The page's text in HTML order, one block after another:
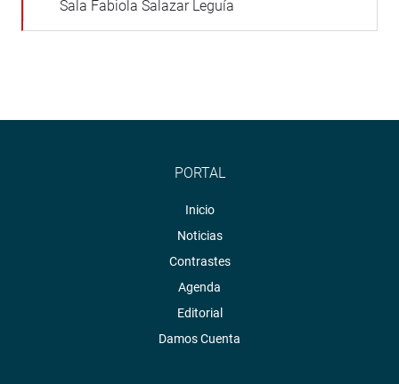
Sala Fabiola Salazar Leguía
PORTAL
Inicio
Noticias
Contrastes
Agenda
Editorial
Damos Cuenta